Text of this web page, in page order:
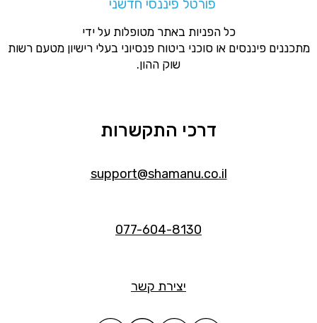
פורטל פיננסי חדשני
כל הפניות באתר מטופלות על ידי
מתכננים פיננסים או סוכני ביטוח פנסיוני בעלי רישיון מטעם רשות
שוק ההון.
דרכי התקשרות
support@shamanu.co.il
077-604-8130
יצירת קשר